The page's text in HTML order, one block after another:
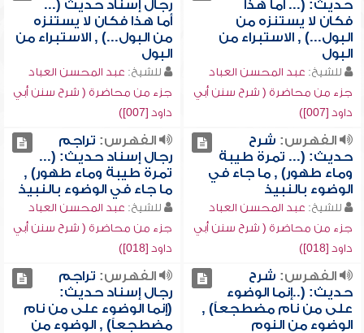
حديث: (... أما هذا
فكان لا يستنزه من
البول...) , الاستبراء من
البول
للشيخ: عبد المحسن العباد
جزء من محاضرة ( شرح سنن أبي
داود [007])
رجال إسناد حديث (...
أما هذا فكان لا يستنزه
من البول...) , الاستبراء من
البول
للشيخ: عبد المحسن العباد
جزء من محاضرة ( شرح سنن أبي
داود [007])
الفهرس: شرح
حديث: (... تمرة طيبة
وماء طهور) , ما جاء في
الوضوء بالنبيذ
للشيخ: عبد المحسن العباد
جزء من محاضرة ( شرح سنن أبي
داود [018])
الفهرس: تراجم
رجال إسناد حديث: (...
تمرة طيبة وماء طهور) ,
ما جاء في الوضوء بالنبيذ
للشيخ: عبد المحسن العباد
جزء من محاضرة ( شرح سنن أبي
داود [018])
الفهرس: شرح
حديث: (..إنما الوضوء
على من نام مضطجعاً) ,
الوضوء من النوم
الفهرس: تراجم
رجال إسناد حديث:
(إنما الوضوء على من نام
مضطجعاً) , الوضوء من